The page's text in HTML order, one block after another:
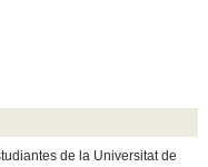
de la Universitat de